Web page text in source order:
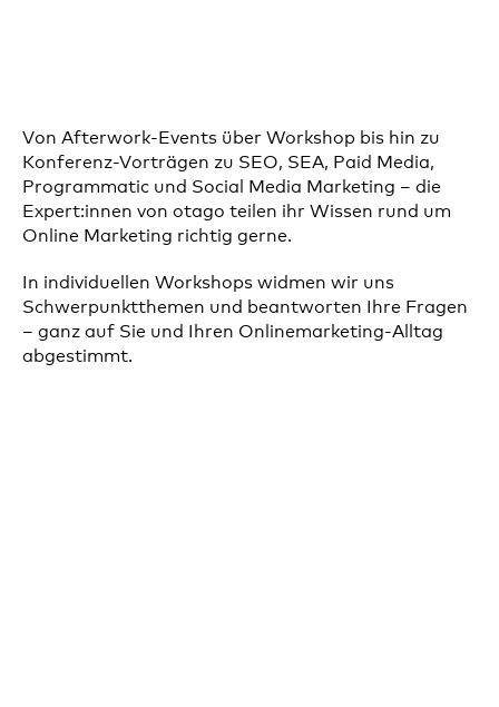
Von Afterwork-Events über Workshop bis hin zu
Konferenz-Vorträgen zu SEO, SEA, Paid Media,
Programmatic und Social Media Marketing – die
Expert:innen von otago teilen ihr Wissen rund um
Online Marketing richtig gerne.
In individuellen Workshops widmen wir uns
Schwerpunktthemen und beantworten Ihre Fragen
– ganz auf Sie und Ihren Onlinemarketing-Alltag
abgestimmt.